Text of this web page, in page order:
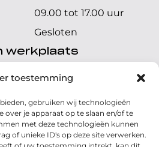
toestemming
gebruiken wij technologieën
over je apparaat op te slaan en/of te
met deze technologieën kunnen
of unieke ID's op deze site verwerken.
09.00 tot 17.00 uur
Gesloten
werkplaats
08.00 tot 17.00 uur
Gesloten